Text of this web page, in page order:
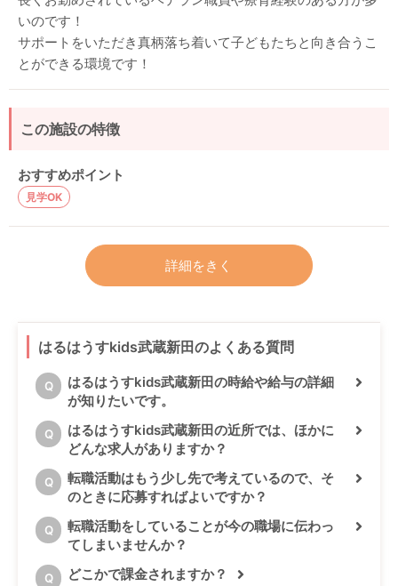
いのです！
サポートをいただき真柄落ち着いて子どもたちと向き合うこ
とができる環境です！
この施設の特徴
おすすめポイント
見学OK
詳細をきく
はるはうすkids武蔵新田のよくある質問
Q
はるはうすkids武蔵新田の時給や給与の詳細
が知りたいです。
Q
はるはうすkids武蔵新田の近所では、ほかに
どんな求人がありますか？
Q
転職活動はもう少し先で考えているので、そ
のときに応募すればよいですか？
Q
転職活動をしていることが今の職場に伝わっ
てしまいませんか？
Q どこかで課金されますか？